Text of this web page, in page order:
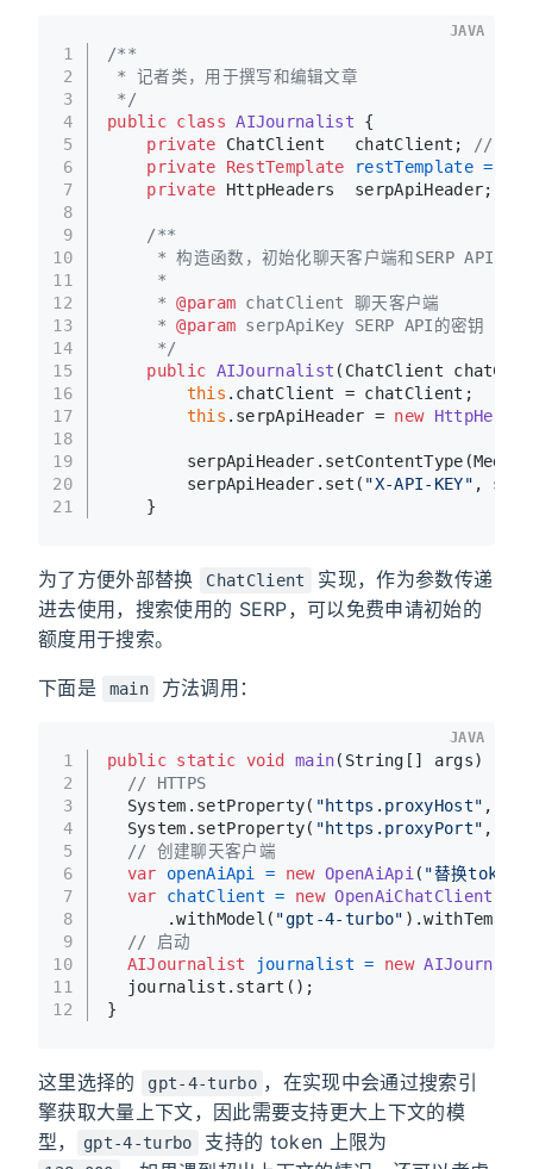
1
2
3
4
5
6
7
8
9
10
11
12
13
14
15
16
17
18
19
20
21
/**
* 记者类，用于撰写和编辑文章
*/
public class AIJournalist {
private ChatClient   chatClient; // 聊
private
RestTemplate restTemplate =
private HttpHeaders  serpApiHeader;
/**
* 构造函数，初始化聊天客户端和SERP API的请
     *
     *
@param chatClient 聊天客户端
     *
@param serpApiKey SERP API的密钥
     */
public AIJournalist (ChatClient
this .chatClient = chatClient;
this .serpApiHeader = new
        serpApiHeader.set(
"X-API-KEY" ,
    }
JAVA
为了方便外部替换 ChatClient
实现，作为参数传递
进去使用，搜索使用的 SERP，可以免费申请初始的
额度用于搜索。
下面是 main 方法调用：
1
2
3
4
5
6
7
8
9
10
11
12
public static void main(String[] args)
// HTTPS
  System.setProperty(
"https.proxyHost" ,
  System.setProperty(
"https.proxyPort" ,
// 创建聊天客户端
var
openAiApi = new OpenAiApi( "替换token"
var
chatClient = new OpenAiChatClient
      .withModel(
"gpt-4-turbo"
// 启动
AIJournalist
journalist = new
  journalist.start();
}
JAVA
这里选择的 gpt-4-turbo ，在实现中会通过搜索引
擎获取大量上下文，因此需要支持更大上下文的模
型，
gpt-4-turbo 支持的 token 上限为